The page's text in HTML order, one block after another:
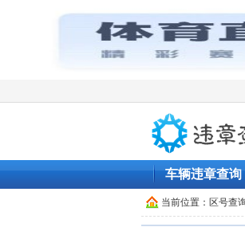
车辆违章查询
当前位置： 区号查